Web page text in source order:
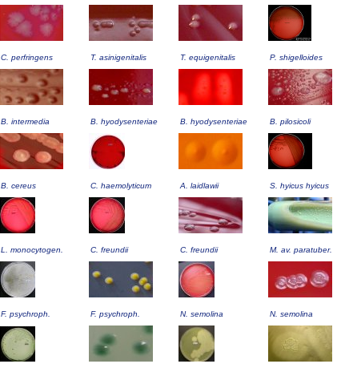
C. perfringens T. asinigenitalis T. equigenitalis P. shigelloides
B. intermedia B. hyodysenteriae B. hyodysenteriae B. pilosicoli
B. cereus C. haemolyticum A. laidlawii S. hyicus hyicus
L. monocytogen. C. freundii C. freundii M. av. paratuber.
F. psychroph. F. psychroph. N. semolina N. semolina